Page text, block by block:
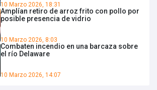
10 Marzo 2026, 18:31
Amplían retiro de arroz frito con pollo por
posible presencia de vidrio
10 Marzo 2026, 8:03
Combaten incendio en una barcaza sobre
el río Delaware
10 Marzo 2026, 14:07